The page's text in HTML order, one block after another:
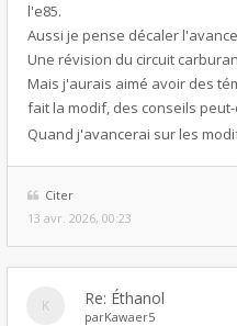
l'e85.
Aussi je pense décaler
Une révision du circuit
Mais j'aurais aimé avoir des
fait la modif, des conseils
Quand j'avancerai sur les
Citer
13 avr. 2026, 00:23
Re: Éthanol
parKawaer5